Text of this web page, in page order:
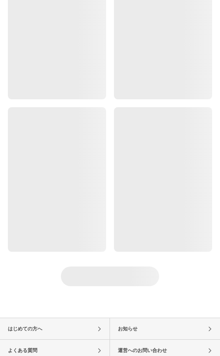
はじめての方へ お知らせ
よくある質問 運営へのお問い合わせ